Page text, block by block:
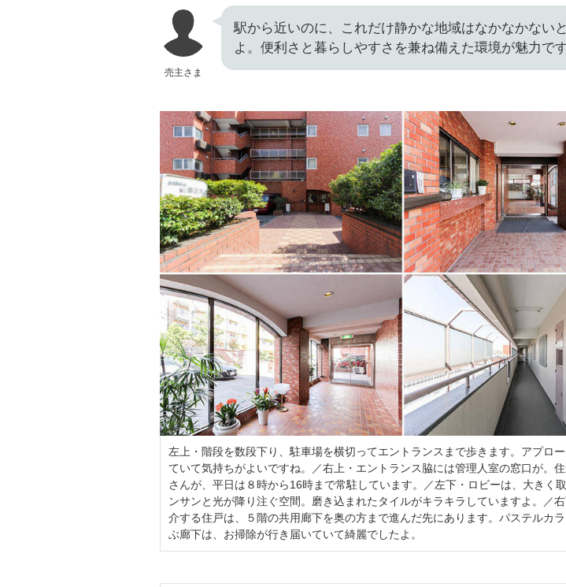
売主さま
駅から近いのに、これだけ静かな地域はなかなかない
よ。便利さと暮らしやすさを兼ね備えた環境が魅力です
左上・階段を数段下り、駐車場を横切ってエントランスまで歩きます。アプロ
ていて気持ちがよいですね。／右上・エントランス脇には管理人室の窓口が。
さんが、平日は８時から16時まで常駐しています。／左下・ロビーは、大きく
ンサンと光が降り注ぐ空間。磨き込まれたタイルがキラキラしていますよ。／
介する住戸は、５階の共用廊下を奥の方まで進んだ先にあります。パステルカ
ぶ廊下は、お掃除が行き届いていて綺麗でしたよ。